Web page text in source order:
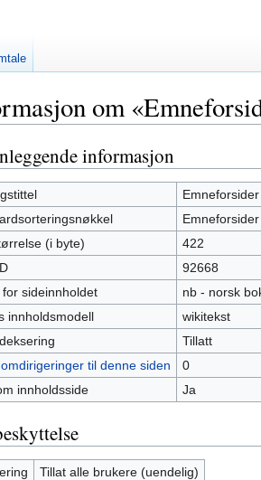
om
informasjon
Emneforsider
Emneforsider
(i byte)
422
92668
sideinnholdet
nb - norsk
innholdsmodell
wikitekst
Tillatt
til denne siden
0
innholdsside
Ja
Tillat alle brukere (uendelig)